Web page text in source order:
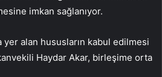
imkan sağlanıyor.
yer alan hususların kabul edilmesi
Haydar Akar, birleşime orta